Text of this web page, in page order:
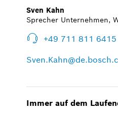
Sven Kahn
Sprecher Unternehmen,
+49 711 811 6415
Immer auf dem